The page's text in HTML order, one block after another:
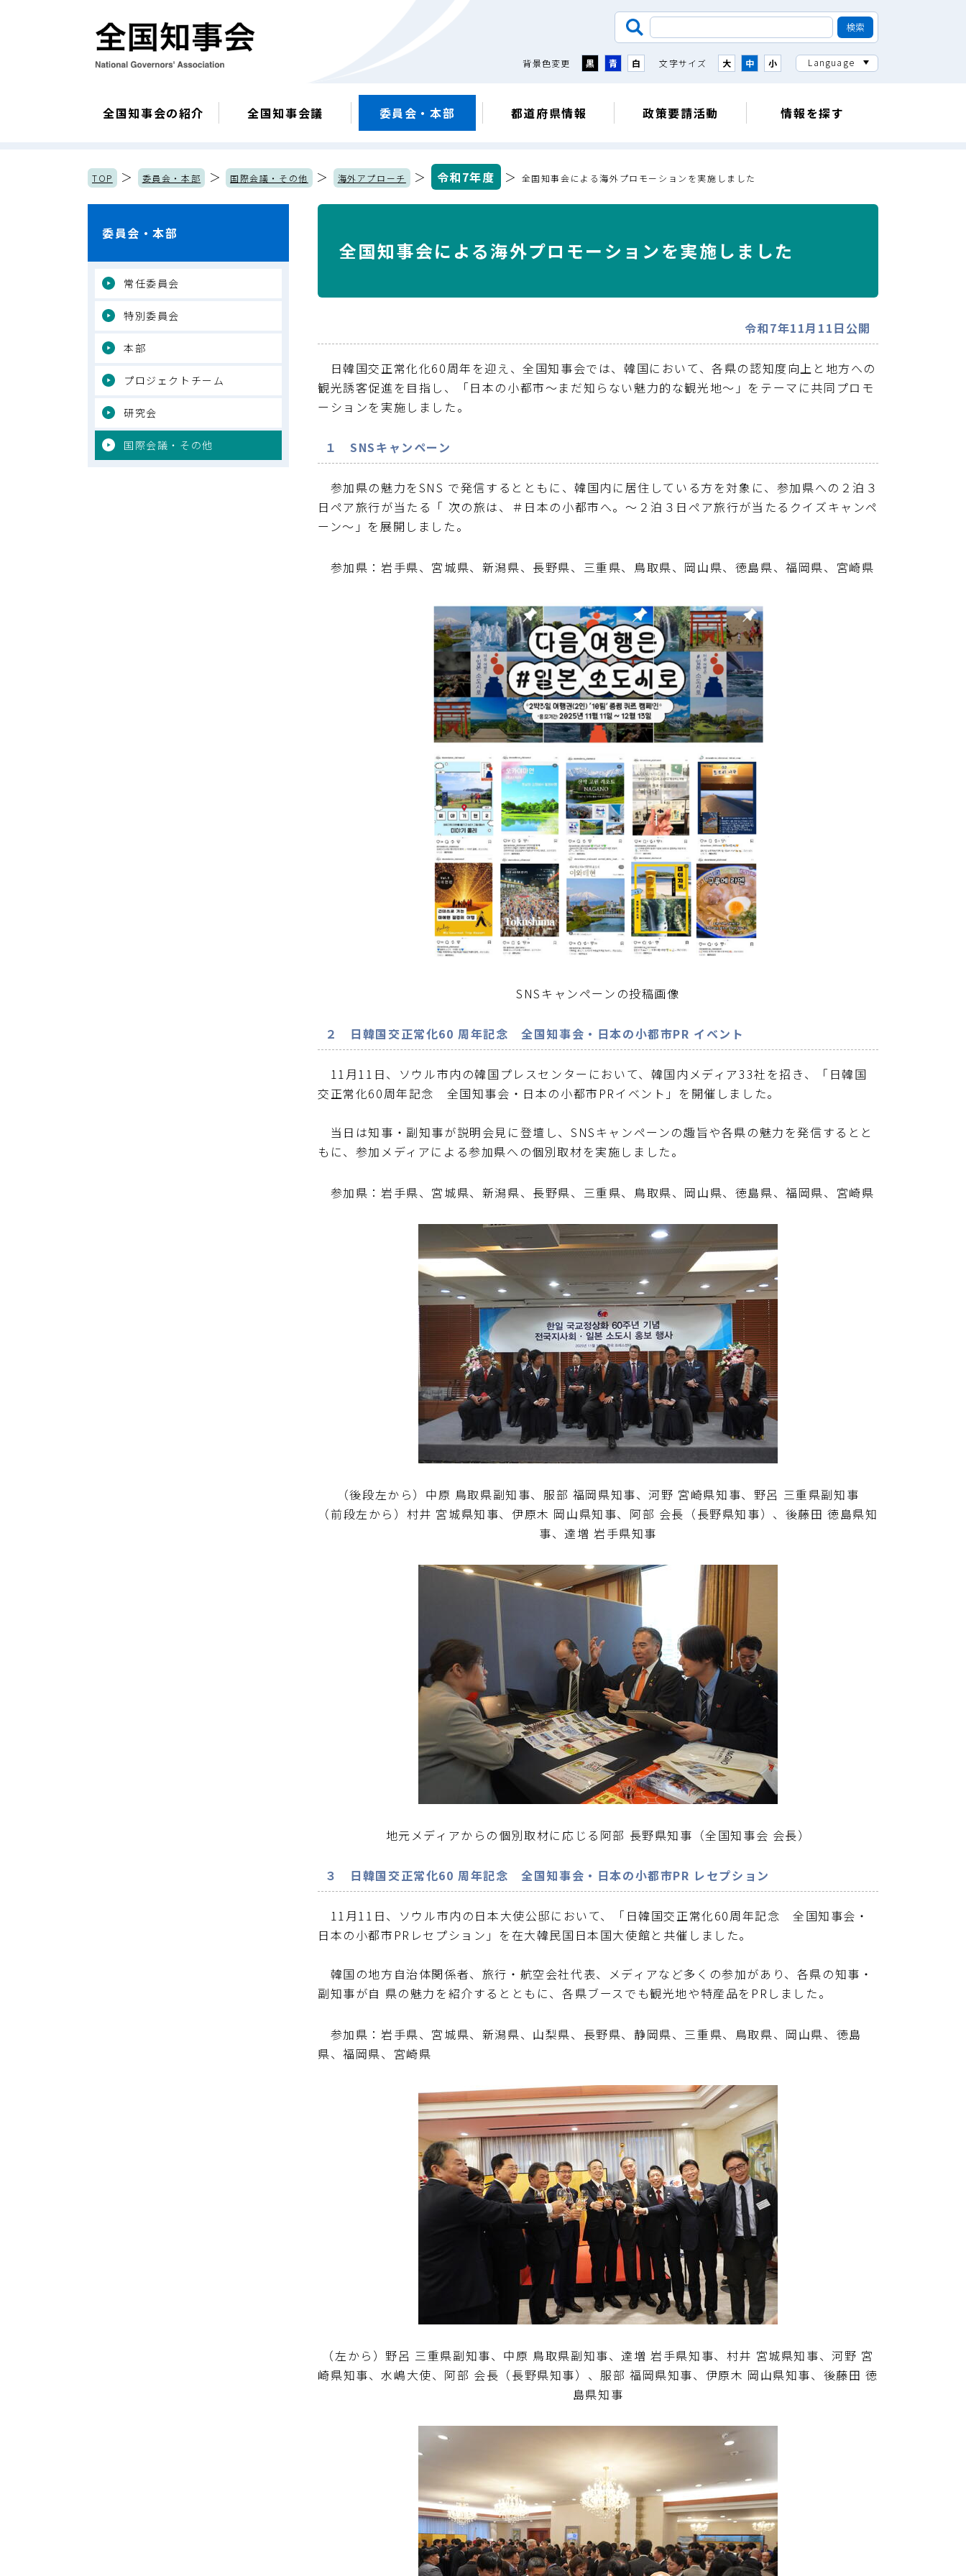
背景色変更 黒 青 白 文字サイズ 大 中 小 Language
全国知事会の紹介 全国知事会議 委員会・本部 都道府県情報 政策要請活動 情報を探す
TOP ＞ 委員会・本部 ＞ 国際会議・その他 ＞ 海外アプローチ ＞ 令和7年度 ＞ 全国知事会による海外プロモーションを実施しました
全国知事会による海外プロモーションを実施しました
令和7年11月11日公開
日韓国交正常化化60周年を迎え、全国知事会では、韓国において、各県の認知度向上と地方への
観光誘客促進を目指し、「日本の小都市〜まだ知らない魅力的な観光地〜」をテーマに共同プロモ
ーションを実施しました。
１SNSキャンペーン
参加県の魅力をSNS で発信するとともに、韓国内に居住している方を対象に、参加県への２泊３
日ペア旅行が当たる「 次の旅は、＃日本の小都市へ。〜２泊３日ペア旅行が当たるクイズキャンペ
ーン〜」を展開しました。
参加県：岩手県、宮城県、新潟県、長野県、三重県、鳥取県、岡山県、徳島県、福岡県、宮崎県
SNSキャンペーンの投稿画像
２ 日韓国交正常化60 周年記念 全国知事会・日本の小都市PR イベント
11月11日、ソウル市内の韓国プレスセンターにおいて、韓国内メディア33社を招き、「日韓国
交正常化60周年記念 全国知事会・日本の小都市PRイベント」を開催しました。
当日は知事・副知事が説明会見に登壇し、SNSキャンペーンの趣旨や各県の魅力を発信するとと
もに、参加メディアによる参加県への個別取材を実施しました。
参加県：岩手県、宮城県、新潟県、長野県、三重県、鳥取県、岡山県、徳島県、福岡県、宮崎県
（後段左から）中原 鳥取県副知事、服部 福岡県知事、河野 宮崎県知事、野呂 三重県副知事
（前段左から）村井 宮城県知事、伊原木 岡山県知事、阿部 会長（長野県知事）、後藤田 徳島県知
事、達増 岩手県知事
地元メディアからの個別取材に応じる阿部 長野県知事（全国知事会 会長）
３ 日韓国交正常化60 周年記念 全国知事会・日本の小都市PR レセプション
11月11日、ソウル市内の日本大使公邸において、「日韓国交正常化60周年記念 全国知事会・
日本の小都市PRレセプション」を在大韓民国日本国大使館と共催しました。
韓国の地方自治体関係者、旅行・航空会社代表、メディアなど多くの参加があり、各県の知事・
副知事が自 県の魅力を紹介するとともに、各県ブースでも観光地や特産品をPRしました。
参加県：岩手県、宮城県、新潟県、山梨県、長野県、静岡県、三重県、鳥取県、岡山県、徳島
県、福岡県、宮崎県
（左から）野呂 三重県副知事、中原 鳥取県副知事、達増 岩手県知事、村井 宮城県知事、河野 宮
崎県知事、水嶋大使、阿部 会長（長野県知事）、服部 福岡県知事、伊原木 岡山県知事、後藤田 徳
島県知事
委員会・本部
常任委員会
特別委員会
本部
プロジェクトチーム
研究会
国際会議・その他